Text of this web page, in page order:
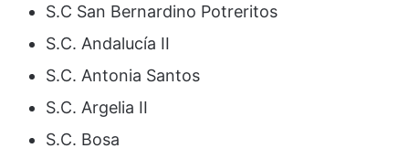
S.C San Bernardino Potreritos
S.C. Andalucía II
S.C. Antonia Santos
S.C. Argelia II
S.C. Bosa